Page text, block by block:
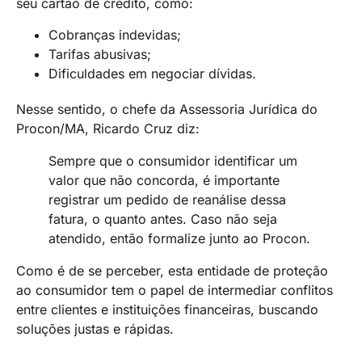
seu cartão de crédito, como:
Cobranças indevidas;
Tarifas abusivas;
Dificuldades em negociar dívidas.
Nesse sentido, o chefe da Assessoria Jurídica do
Procon/MA, Ricardo Cruz diz:
Sempre que o consumidor identificar um
valor que não concorda, é importante
registrar um pedido de reanálise dessa
fatura, o quanto antes. Caso não seja
atendido, então formalize junto ao Procon.
Como é de se perceber, esta entidade de proteção
ao consumidor tem o papel de intermediar conflitos
entre clientes e instituições financeiras, buscando
soluções justas e rápidas.